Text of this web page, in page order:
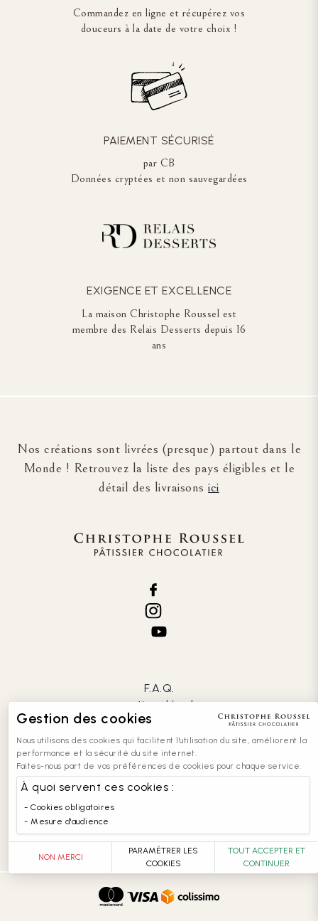
Commandez en ligne et récupérez vos
douceurs à la date de votre choix !
PAIEMENT SÉCURISÉ
par CB
Données cryptées et non sauvegardées
EXIGENCE ET EXCELLENCE
La maison Christophe Roussel est
membre des Relais Desserts depuis 16
ans
Nos créations sont livrées (presque) partout dans le
Monde ! Retrouvez la liste des pays éligibles et le
détail des livraisonsici
F.A.Q.
mentions légales
CGV
confidentialité
cookies
contact
recrutement
accessibilité : partiellement conforme
Gestion des cookies
Nous utilisons des cookies qui facilitent l'utilisation du site, améliorent la
performance et la sécurité du site internet.
Faites-nous part de vos préférences de cookies pour chaque service.
À quoi servent ces cookies :
Cookies obligatoires
Mesure d'audience
NON MERCI
PARAMÉTRER LES
COOKIES
TOUT ACCEPTER ET
CONTINUER